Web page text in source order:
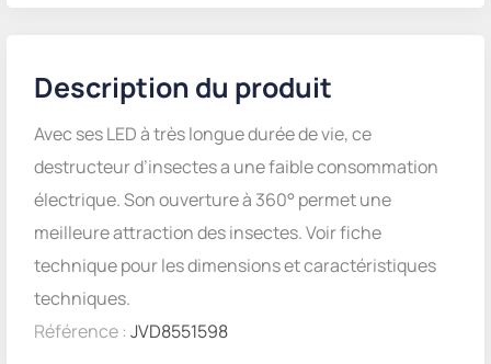
Description du produit
Avec ses LED à très longue durée de vie, ce
destructeur d’insectes a une faible consommation
électrique. Son ouverture à 360° permet une
meilleure attraction des insectes. Voir fiche
technique pour les dimensions et caractéristiques
techniques.
Référence : JVD8551598